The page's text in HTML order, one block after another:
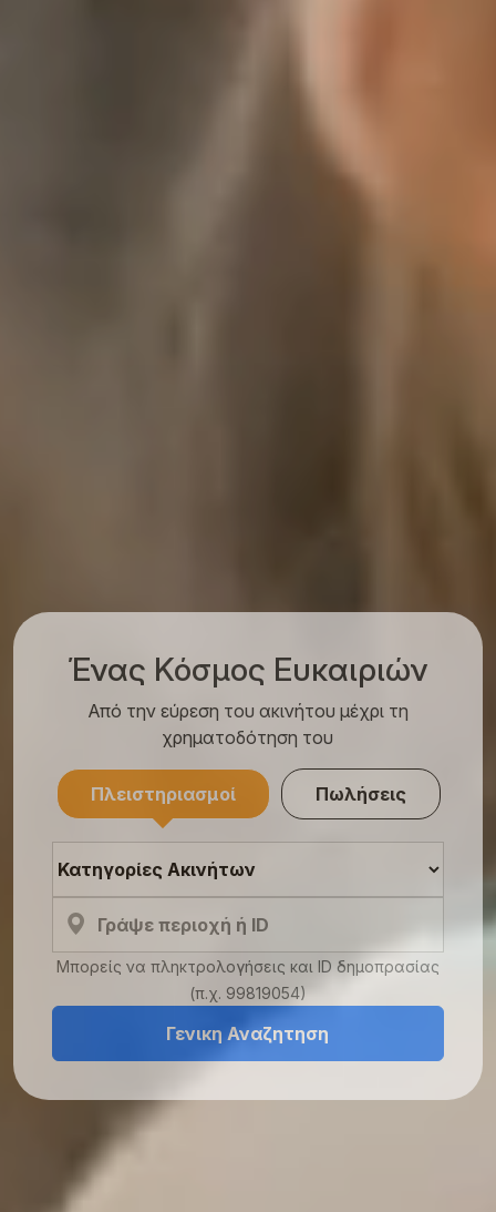
Ένας Κόσμος Ευκαιριών
Από την εύρεση του ακινήτου μέχρι τη
χρηματοδότηση του
Πλειστηριασμοί Πωλήσεις
Μπορείς να πληκτρολογήσεις και ID δημοπρασίας
(π.χ. 99819054)
Γενικη Αναζητηση